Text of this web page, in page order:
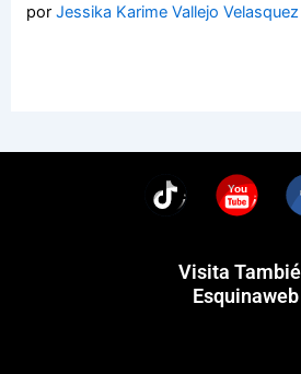
porJessika Karime Vallejo Velasquez
You
Visita
Esquinaweb